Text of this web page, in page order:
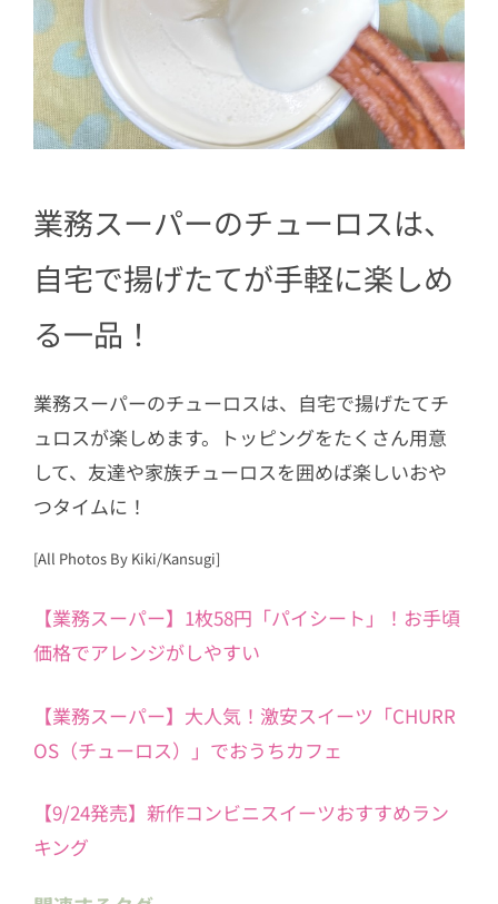
業務スーパーのチューロスは、
自宅で揚げたてが手軽に楽しめ
る一品！
業務スーパーのチューロスは、自宅で揚げたてチ
ュロスが楽しめます。トッピングをたくさん用意
して、友達や家族チューロスを囲めば楽しいおや
つタイムに！
[All Photos By Kiki/Kansugi]
【業務スーパー】1枚58円「パイシート」！お手頃
価格でアレンジがしやすい
【業務スーパー】大人気！激安スイーツ「CHURR
OS（チューロス）」でおうちカフェ
【9/24発売】新作コンビニスイーツおすすめラン
キング